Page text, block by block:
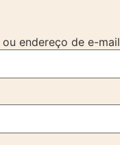
endereço de e-mail